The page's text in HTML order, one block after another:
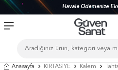
Havale Ödemenize
Anasayfa KIRTASİYE Kalem